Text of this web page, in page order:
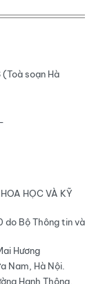
soạn Hà
HỌC VÀ KỸ
do Bộ Thông tin và
Hương
Nam, Hà Nội.
Hạnh Thông,